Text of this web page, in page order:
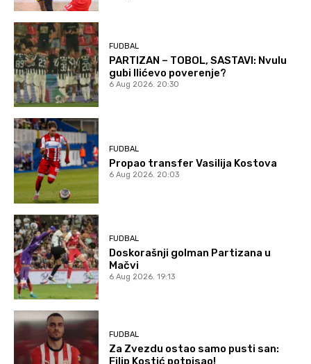
FUDBAL
PARTIZAN – TOBOL, SASTAVI: Nvulu
gubi Ilićevo poverenje?
6 Aug 2026. 20:30
FUDBAL
Propao transfer Vasilija Kostova
6 Aug 2026. 20:03
FUDBAL
Doskorašnji golman Partizana u
Mačvi
6 Aug 2026. 19:13
FUDBAL
Za Zvezdu ostao samo pusti san:
Filip Kostić potpisao!